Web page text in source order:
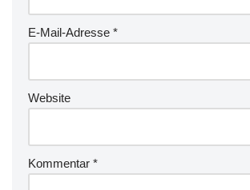
E-Mail-Adresse *
Website
Kommentar *